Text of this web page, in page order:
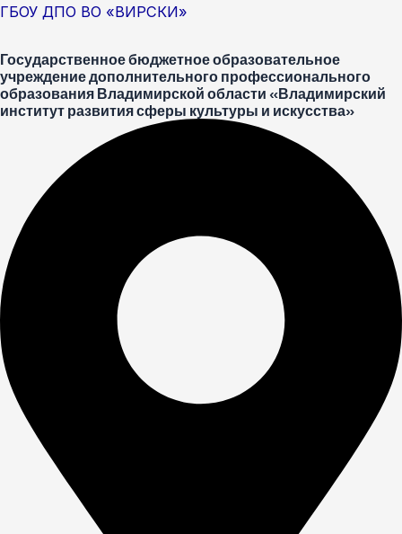
Перейти
содержимому
ГБОУ ДПО ВО «ВИРСКИ»
Государственное бюджетное образовательное
учреждение дополнительного профессионального
образования Владимирской области «Владимирский
институт развития сферы культуры и искусства»
Меню
Post